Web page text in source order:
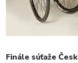
Finále súťaže